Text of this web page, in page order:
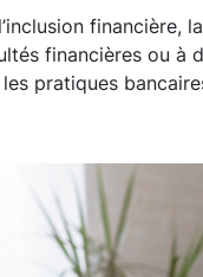
financière,
financières ou à
pratiques